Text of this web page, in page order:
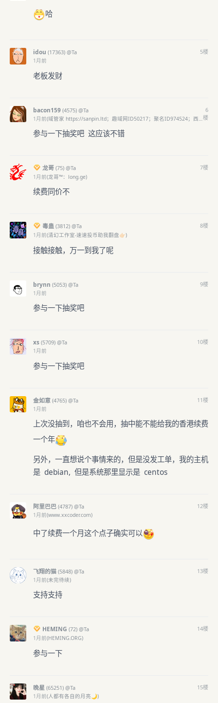
哈
idou (17363) @Ta
1月前
5楼
老板发财
bacon159(4575) @Ta
1月前
6
楼
参与一下抽奖吧 这应该不错
龙哥(75) @Ta
1月前(龙哥™：long.ge)
7楼
续费同价不
毒蛊(3812) @Ta
1月前(清幻工作室-速速投币助我翻盘👉🏻)
8楼
接触接触，万一到我了呢
brynn (5053) @Ta
1月前
9楼
参与一下抽奖吧
xs(5709) @Ta
1月前
10楼
参与一下抽奖吧
金如意(4765) @Ta
1月前
11楼
上次没抽到，咱也不会用，抽中能不能给我的香港续费
一个年
另外，一直想说个事情来的，但是没发工单，我的主机
是 debian, 但是系统那里显示是 centos
阿里巴巴(4787) @Ta
1月前(www.xxcoder.com)
12楼
中了续费一个月这个点子确实可以
飞翔的猫(5848) @Ta
1月前(未完待续)
13楼
支持支持
HEMING (72) @Ta
1月前(HEMING.ORG)
14楼
参与一下
晚星 (65251) @Ta
1月前(人都有各自的月亮🌙)
15楼